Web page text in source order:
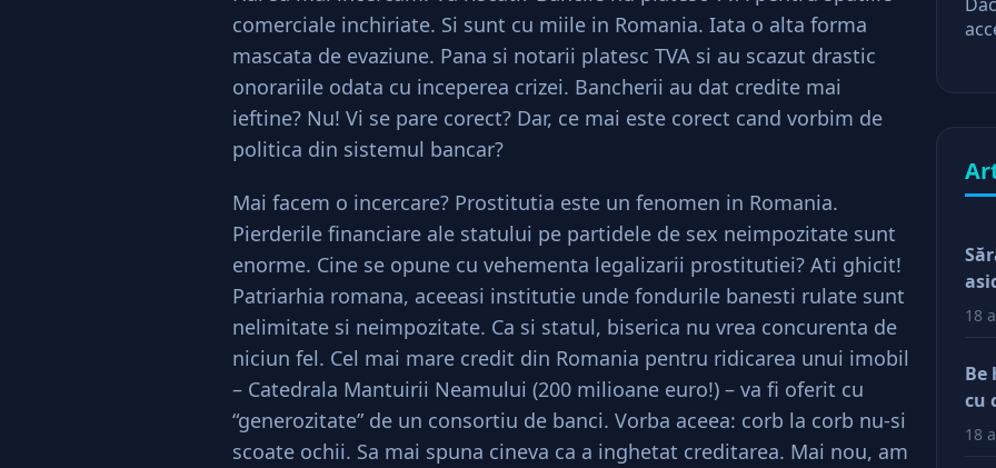
comerciale inchiriate. Si sunt cu miile in Romania. Iata o alta forma
mascata de evaziune. Pana si notarii platesc TVA si au scazut drastic
onorariile odata cu inceperea crizei. Bancherii au dat credite mai
ieftine? Nu! Vi se pare corect? Dar, ce mai este corect cand vorbim de
politica din sistemul bancar?
Mai facem o incercare? Prostitutia este un fenomen in Romania.
Pierderile financiare ale statului pe partidele de sex neimpozitate sunt
enorme. Cine se opune cu vehementa legalizarii prostitutiei? Ati ghicit!
Patriarhia romana, aceeasi institutie unde fondurile banesti rulate sunt
nelimitate si neimpozitate. Ca si statul, biserica nu vrea concurenta de
niciun fel. Cel mai mare credit din Romania pentru ridicarea unui imobil
– Catedrala Mantuirii Neamului (200 milioane euro!) – va fi oferit cu
“generozitate” de un consortiu de banci. Vorba aceea: corb la corb nu-si
scoate ochii. Sa mai spuna cineva ca a inghetat creditarea. Mai nou, am
18
Be
cu
18